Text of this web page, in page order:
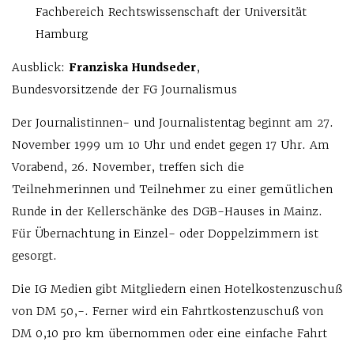
Fachbereich Rechtswissenschaft der Universität
Hamburg
Ausblick: Franziska Hundseder,
Bundesvorsitzende der FG Journalismus
Der Journalistinnen- und Journalistentag beginnt am 27.
November 1999 um 10 Uhr und endet gegen 17 Uhr. Am
Vorabend, 26. November, treffen sich die
Teilnehmerinnen und Teilnehmer zu einer gemütlichen
Runde in der Kellerschänke des DGB-Hauses in Mainz.
Für Übernachtung in Einzel- oder Doppelzimmern ist
gesorgt.
Die IG Medien gibt Mitgliedern einen Hotelkostenzuschuß
von DM 50,-. Ferner wird ein Fahrtkostenzuschuß von
DM 0,10 pro km übernommen oder eine einfache Fahrt